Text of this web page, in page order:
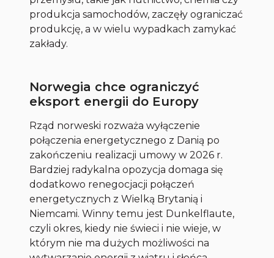
produkcja samochodów, zaczęły ograniczać
produkcję, a w wielu wypadkach zamykać
zakłady.
Norwegia chce ograniczyć
eksport energii do Europy
Rząd norweski rozważa wyłączenie
połączenia energetycznego z Danią po
zakończeniu realizacji umowy w 2026 r.
Bardziej radykalna opozycja domaga się
dodatkowo renegocjacji połączeń
energetycznych z Wielką Brytanią i
Niemcami. Winny temu jest Dunkelflaute,
czyli okres, kiedy nie świeci i nie wieje, w
którym nie ma dużych możliwości na